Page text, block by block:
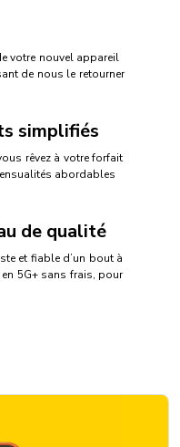
+ 5 Mpx
(NFC): Oui
votre nouvel appareil
de nous le retourner
simplifiés
rêvez à votre forfait
abordables
de qualité
et fiable d’un bout à
en 5G+ sans frais, pour